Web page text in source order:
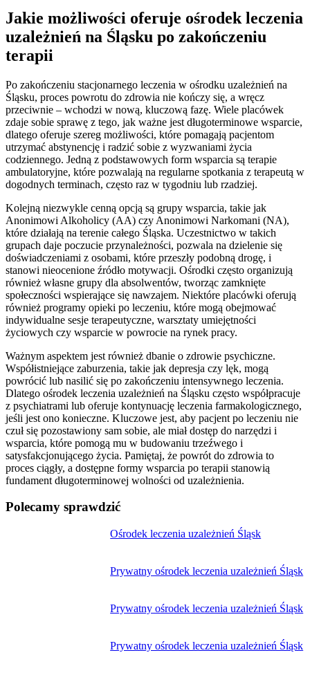
Jakie możliwości oferuje ośrodek leczenia
uzależnień na Śląsku po zakończeniu
terapii
Po zakończeniu stacjonarnego leczenia w ośrodku uzależnień na
Śląsku, proces powrotu do zdrowia nie kończy się, a wręcz
przeciwnie – wchodzi w nową, kluczową fazę. Wiele placówek
zdaje sobie sprawę z tego, jak ważne jest długoterminowe wsparcie,
dlatego oferuje szereg możliwości, które pomagają pacjentom
utrzymać abstynencję i radzić sobie z wyzwaniami życia
codziennego. Jedną z podstawowych form wsparcia są terapie
ambulatoryjne, które pozwalają na regularne spotkania z terapeutą w
dogodnych terminach, często raz w tygodniu lub rzadziej.
Kolejną niezwykle cenną opcją są grupy wsparcia, takie jak
Anonimowi Alkoholicy (AA) czy Anonimowi Narkomani (NA),
które działają na terenie całego Śląska. Uczestnictwo w takich
grupach daje poczucie przynależności, pozwala na dzielenie się
doświadczeniami z osobami, które przeszły podobną drogę, i
stanowi nieocenione źródło motywacji. Ośrodki często organizują
również własne grupy dla absolwentów, tworząc zamknięte
społeczności wspierające się nawzajem. Niektóre placówki oferują
również programy opieki po leczeniu, które mogą obejmować
indywidualne sesje terapeutyczne, warsztaty umiejętności
życiowych czy wsparcie w powrocie na rynek pracy.
Ważnym aspektem jest również dbanie o zdrowie psychiczne.
Współistniejące zaburzenia, takie jak depresja czy lęk, mogą
powrócić lub nasilić się po zakończeniu intensywnego leczenia.
Dlatego ośrodek leczenia uzależnień na Śląsku często współpracuje
z psychiatrami lub oferuje kontynuację leczenia farmakologicznego,
jeśli jest ono konieczne. Kluczowe jest, aby pacjent po leczeniu nie
czuł się pozostawiony sam sobie, ale miał dostęp do narzędzi i
wsparcia, które pomogą mu w budowaniu trzeźwego i
satysfakcjonującego życia. Pamiętaj, że powrót do zdrowia to
proces ciągły, a dostępne formy wsparcia po terapii stanowią
fundament długoterminowej wolności od uzależnienia.
Polecamy sprawdzić
Ośrodek leczenia uzależnień Śląsk
Prywatny ośrodek leczenia uzależnień Śląsk
Prywatny ośrodek leczenia uzależnień Śląsk
Prywatny ośrodek leczenia uzależnień Śląsk